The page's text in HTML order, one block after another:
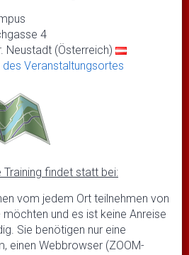
4
Neustadt (Österreich)
Veranstaltungsortes
Training findet statt bei:
vom jedem Ort teilnehmen von
möchten und es ist keine Anreise
Sie benötigen nur eine
einen Webbrowser (ZOOM-